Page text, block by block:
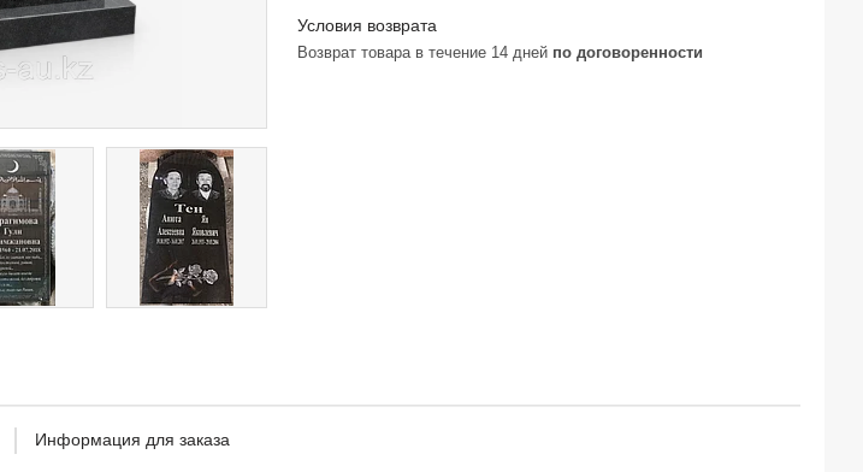
возврат товара в течение 14 дней по договоренности
Информация для заказа